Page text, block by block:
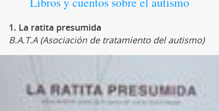
1. La ratita presumida
B.A.T.A (Asociación de tratamiento del autismo)